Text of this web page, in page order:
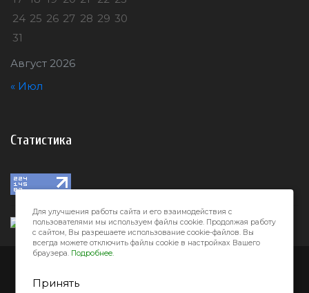
Август 2026
24 25 26 27 28 29 30
31
« Июл
Статистика
Для улучшения работы сайта и его взаимодействия с
пользователями мы используем файлы cookie. Продолжая работу
с сайтом, Вы разрешаете использование cookie-файлов. Вы
всегда можете отключить файлы cookie в настройках Вашего
браузера. Подробнее.
Принять